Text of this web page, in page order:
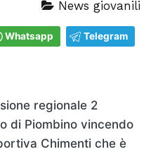
News giovanili
Whatsapp Telegram
regionale 2
di Piombino vincendo
Chimenti che è